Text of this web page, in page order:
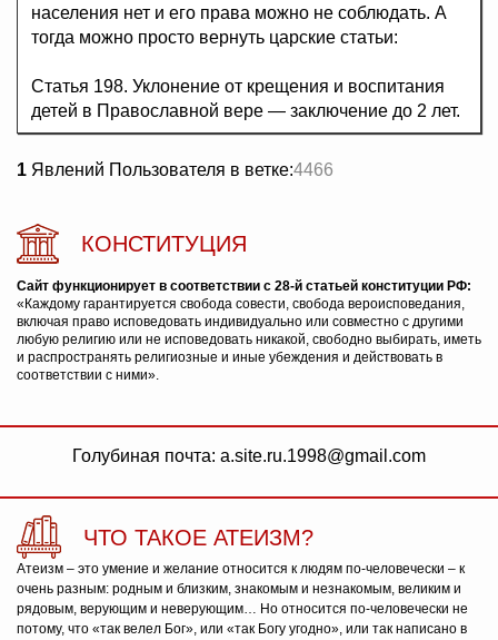
населения нет и его права можно не соблюдать. А
тогда можно просто вернуть царские статьи:
Статья 198. Уклонение от крещения и воспитания
детей в Православной вере — заключение до 2 лет.
1 Явлений Пользователя в ветке:4466
КОНСТИТУЦИЯ
Сайт функционирует в соответствии с 28-й статьей конституции РФ:
«Каждому гарантируется свобода совести, свобода вероисповедания,
включая право исповедовать индивидуально или совместно с другими
любую религию или не исповедовать никакой, свободно выбирать, иметь
и распространять религиозные и иные убеждения и действовать в
соответствии с ними».
Голубиная почта: a.site.ru.1998@gmail.com
ЧТО ТАКОЕ АТЕИЗМ?
Атеизм – это умение и желание относится к людям по-человечески – к
очень разным: родным и близким, знакомым и незнакомым, великим и
рядовым, верующим и неверующим… Но относится по-человечески не
потому, что «так велел Бог», или «так Богу угодно», или так написано в